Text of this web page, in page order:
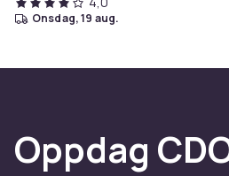
onsdag, 19 aug.
Oppdag